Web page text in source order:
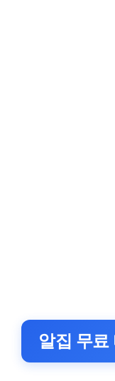
알집 무료